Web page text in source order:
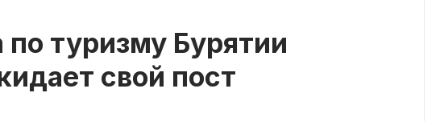
по туризму Бурятии
свой пост